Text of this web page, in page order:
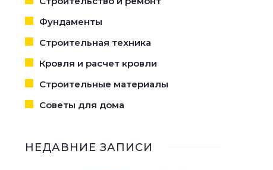
Фундаменты
Строительная техника
Кровля и расчет кровли
Строительные материалы
Советы для дома
НЕДАВНИЕ ЗАПИСИ